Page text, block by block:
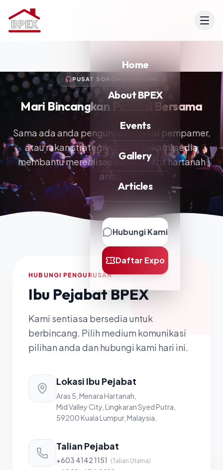
Home
About BPEX
Events
Gallery
Articles
Hubungi Kami
Daftar Expo
PUSAT SOKONGAN RASMI
Mari Bincangkan Potensi Bersama
Sama ada anda pengunjung, bakal pempamer,
atau rakan strategik, pasukan kami sedia
membantu merealisasikan objektif hartanah
anda.
HUBUNGI PENGURUSAN
Ibu Pejabat BPEX
Kami sentiasa bersedia untuk
berbincang. Pilih medium komunikasi
pilihan anda dan hubungi kami hari ini.
Lokasi Ibu Pejabat
Aras 5, Menara Hartanah,
Mid Valley City, Lingkaran Syed Putra,
59200 Kuala Lumpur, Malaysia.
Talian Pejabat
+603 4142 1151 (Talian Utama)